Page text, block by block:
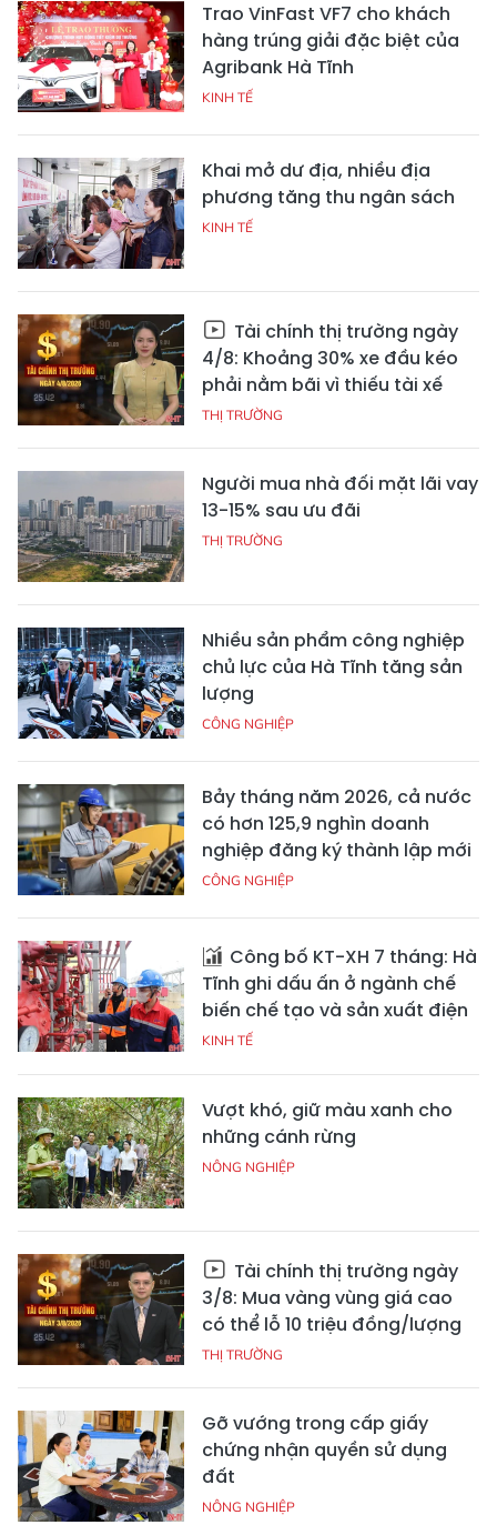
Trao VinFast VF7 cho khách
hàng trúng giải đặc biệt của
Agribank Hà Tĩnh
KINH TẾ
Khai mở dư địa, nhiều địa
phương tăng thu ngân sách
KINH TẾ
Tài chính thị trường ngày
4/8: Khoảng 30% xe đầu kéo
phải nằm bãi vì thiếu tài xế
THỊ TRƯỜNG
Người mua nhà đối mặt lãi vay
13-15% sau ưu đãi
THỊ TRƯỜNG
Nhiều sản phẩm công nghiệp
chủ lực của Hà Tĩnh tăng sản
lượng
CÔNG NGHIỆP
Bảy tháng năm 2026, cả nước
có hơn 125,9 nghìn doanh
nghiệp đăng ký thành lập mới
CÔNG NGHIỆP
Công bố KT-XH 7 tháng: Hà
Tĩnh ghi dấu ấn ở ngành chế
biến chế tạo và sản xuất điện
KINH TẾ
Vượt khó, giữ màu xanh cho
những cánh rừng
NÔNG NGHIỆP
Tài chính thị trường ngày
3/8: Mua vàng vùng giá cao
có thể lỗ 10 triệu đồng/lượng
THỊ TRƯỜNG
Gỡ vướng trong cấp giấy
chứng nhận quyền sử dụng
đất
NÔNG NGHIỆP